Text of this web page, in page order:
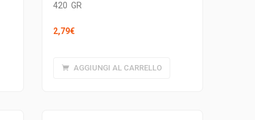
420 GR
2,79€
AGGIUNGI AL CARRELLO